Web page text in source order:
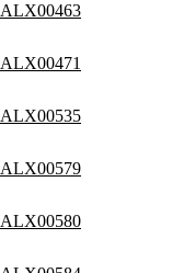
ALX00463
ALX00471
ALX00535
ALX00579
ALX00580